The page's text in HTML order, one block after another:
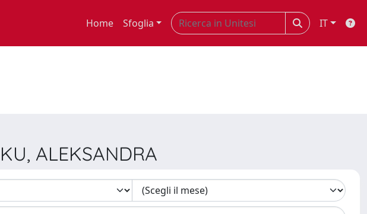
Home Sfoglia IT
ALEKSANDRA